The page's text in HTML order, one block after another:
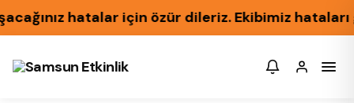
hatalar için özür dileriz. Ekibimiz hataları